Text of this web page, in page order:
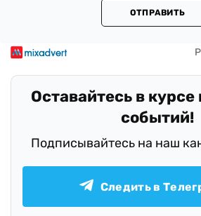
ОТПРАВИТЬ
Оставайтесь в
событий!
Подписывайтесь на наш
Следить в